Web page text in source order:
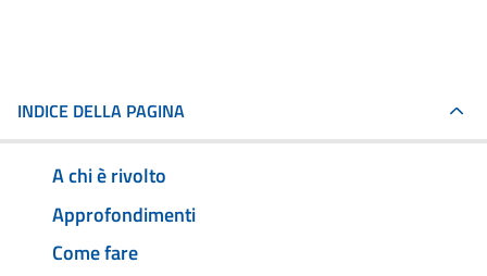
INDICE DELLA PAGINA
A chi è rivolto
Approfondimenti
Come fare